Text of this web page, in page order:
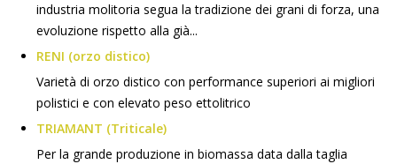
industria molitoria segua la tradizione dei grani di forza, una
evoluzione rispetto alla già...
RENI (orzo distico)
Varietà di orzo distico con performance superiori ai migliori
polistici e con elevato peso ettolitrico
TRIAMANT (Triticale)
Per la grande produzione in biomassa data dalla taglia